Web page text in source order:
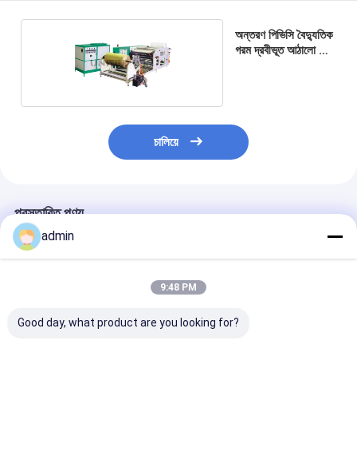
অন্তরণ পিভিসি বৈদ্যুতিক
গরম দ্রবীভূত আঠালো টেপ
চালিয়ে
প্রস্তাবিত পণ্য
admin
9:48 PM
Good day, what product are you looking for?